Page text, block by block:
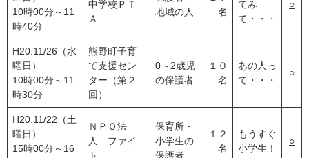
10時00分～11
時40分
中学校ＰＴ
Ａ
地域の人
名
てみ
て・・・
○
H20.11/26（水
曜日）
10時00分～11
時30分
熊野町子育
て支援セン
ター（第２
回）
0～2歳児
の保護者
１０
名
あの人っ
て・・・
○
H20.11/22（土
曜日）
15時00分～16
ＮＰＯ法
人 ファイ
ト
保育所・
小学生の
保護者
１２
名
もうすぐ
小学生！
○